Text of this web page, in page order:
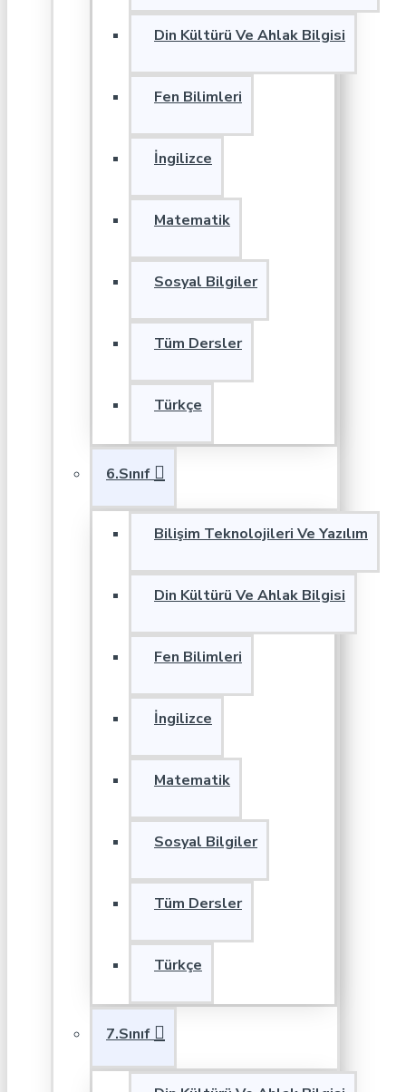
Din Kültürü Ve Ahlak Bilgisi
Fen Bilimleri
İngilizce
Matematik
Sosyal Bilgiler
Tüm Dersler
Türkçe
6.Sınıf
Bilişim Teknolojileri Ve Yazılım
Din Kültürü Ve Ahlak Bilgisi
Fen Bilimleri
İngilizce
Matematik
Sosyal Bilgiler
Tüm Dersler
Türkçe
7.Sınıf